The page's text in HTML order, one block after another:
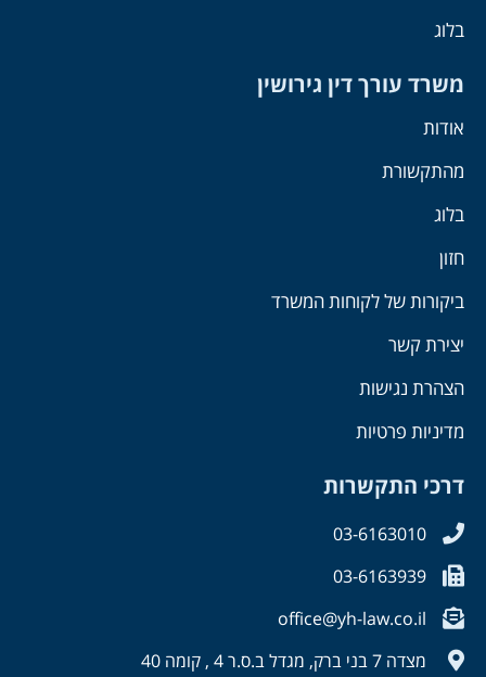
בלוג
משרד עורך דין גירושין
אודות
מהתקשורת
בלוג
חזון
ביקורות של לקוחות המשרד
יצירת קשר
הצהרת נגישות
מדיניות פרטיות
דרכי התקשרות
03-6163010
03-6163939
office@yh-law.co.il
מצדה 7 בני ברק, מגדל ב.ס.ר 4 , קומה 40